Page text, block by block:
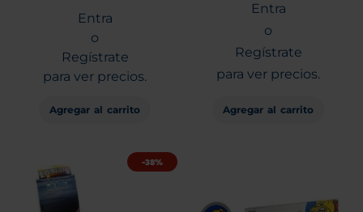
Entra
o
Regístrate
para ver precios.
Agregar al carrito
Entra
o
Regístrate
para ver precios.
Agregar al carrito
-38%